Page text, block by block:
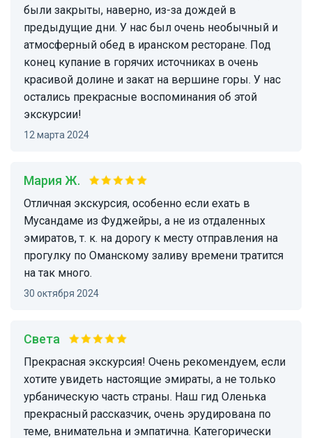
были закрыты, наверно, из-за дождей в
предыдущие дни. У нас был очень необычный и
атмосферный обед в иранском ресторане. Под
конец купание в горячих источниках в очень
красивой долине и закат на вершине горы. У нас
остались прекрасные воспоминания об этой
экскурсии!
12 марта 2024
Мария Ж.
Отличная экскурсия, особенно если ехать в
Мусандаме из Фуджейры, а не из отдаленных
эмиратов, т. к. на дорогу к месту отправления на
прогулку по Оманскому заливу времени тратится
на так много.
30 октября 2024
Света
Прекрасная экскурсия! Очень рекомендуем, если
хотите увидеть настоящие эмираты, а не только
урбаническую часть страны. Наш гид Оленька
прекрасный рассказчик, очень эрудирована по
теме, внимательна и эмпатична. Категорически